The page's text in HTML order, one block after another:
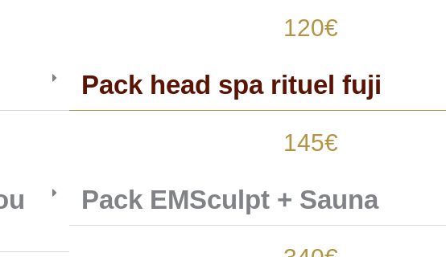
120€
Pack head spa rituel fuji
145€
Pack EMSculpt + Sauna